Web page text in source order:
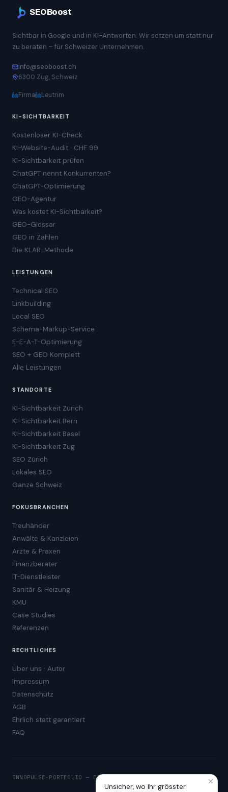
SEOBoost
Sichtbar in Google und in KI-Antworten. Wir setzen um statt nur
zu beraten – für Schweizer Unternehmen.
info@seoboost.ch
6300 Zug, Schweiz
Firma Leutrim
KI-SICHTBARKEIT
Kostenloser KI-Check
KI-Website-Audit · CHF 99
KI-Sichtbarkeit prüfen
ChatGPT nennt Konkurrenten?
ChatGPT-Optimierung
GEO-Agentur
Was kostet KI-Sichtbarkeit?
GEO-Glossar
GEO in Zahlen
Die KLAR-Methode
LEISTUNGEN
Technical SEO
Linkbuilding
Local SEO
Schema-Markup-Service
E-E-A-T-Optimierung
SEO + GEO Komplett
Alle Leistungen
STANDORTE
KI-Sichtbarkeit Zürich
KI-Sichtbarkeit Bern
KI-Sichtbarkeit Basel
KI-Sichtbarkeit Zug
SEO Zürich
Lokales SEO
Ganze Schweiz
FOKUSBRANCHEN
Treuhänder
Anwälte & Kanzleien
Ärzte & Praxen
Finanzberater
IT-Dienstleister
Sanitär & Heizung
KMU
Case Studies
Referenzen
RECHTLICHES
Über uns · Autor
Impressum
Datenschutz
AGB
Ehrlich statt garantiert
FAQ
INNOPULSE-PORTFOLIO — EIGENE PRODUKTE
Unsicher, wo Ihr grösster